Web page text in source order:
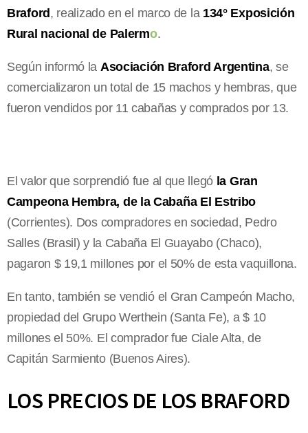
Braford, realizado en el marco de la 134° Exposición
Rural nacional de Palermo.
Según informó la Asociación Braford Argentina, se
comercializaron un total de 15 machos y hembras, que
fueron vendidos por 11 cabañas y comprados por 13.
El valor que sorprendió fue al que llegó la Gran
Campeona Hembra, de la Cabaña El Estribo
(Corrientes). Dos compradores en sociedad, Pedro
Salles (Brasil) y la Cabaña El Guayabo (Chaco),
pagaron $ 19,1 millones por el 50% de esta vaquillona.
En tanto, también se vendió el Gran Campeón Macho,
propiedad del Grupo Werthein (Santa Fe), a $ 10
millones el 50%. El comprador fue Ciale Alta, de
Capitán Sarmiento (Buenos Aires).
LOS PRECIOS DE LOS BRAFORD